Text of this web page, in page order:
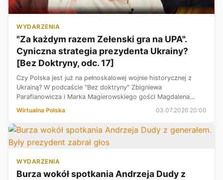
WYDARZENIA
"Za każdym razem Zełenski gra na UPA".
Cyniczna strategia prezydenta Ukrainy?
[Bez Doktryny, odc. 17]
Czy Polska jest już na pełnoskalowej wojnie historycznej z
Ukrainą? W podcaście "Bez doktryny" Zbigniewa
Parafianowicza i Marka Magierowskiego gości Magdalena
Gawin, była wiceminister kultury i twórczyni Instytutu
Wirtualna Polska 03.07.2026 20:00
WYDARZENIA
Burza wokół spotkania Andrzeja Dudy z